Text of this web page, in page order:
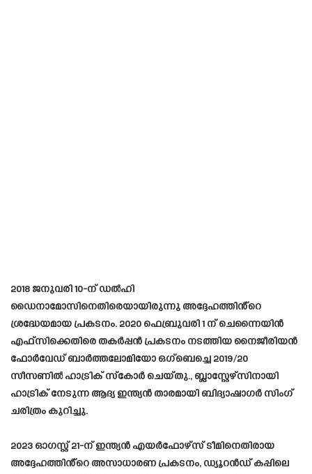
2018 ജനുവരി 10-ന് ഡൽഹി
ഡൈനാമോസിനെതിരെയായിരുന്നു അദ്ദേഹത്തിൻ്റെ
ശ്രദ്ധേയമായ പ്രകടനം. 2020 ഫെബ്രുവരി 1 ന് ചെന്നൈയിൻ
എഫ്‌സിക്കെതിരെ തകർപ്പൻ പ്രകടനം നടത്തിയ നൈജീരിയൻ
ഫോർവേഡ് ബാർത്തലോമിയോ ഒഗ്‌ബെച്ചെ 2019/20
സീസണിൽ ഹാട്രിക് സ്‌കോർ ചെയ്തു., ബ്ലാസ്റ്റേഴ്സിനായി
ഹാട്രിക് നേടുന്ന ആദ്യ ഇന്ത്യൻ താരമായി ബിദ്യാഷാഗർ സിംഗ്
ചരിത്രം കുറിച്ചു.
2023 ഓഗസ്റ്റ് 21-ന് ഇന്ത്യൻ എയർഫോഴ്‌സ് ടീമിനെതിരായ
അദ്ദേഹത്തിൻ്റെ അസാധാരണ പ്രകടനം, ഡ്യൂറൻഡ് കപ്പിലെ